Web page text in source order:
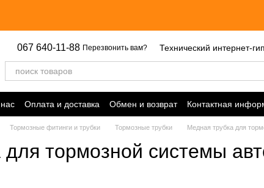
067 640-11-88 Перезвонить вам? Технический интернет-
Оплата и доставка Обмен и возврат Контактная
Тормозные фитинги и трубки Тормозные трубки Медная трубка для
для тормозной системы